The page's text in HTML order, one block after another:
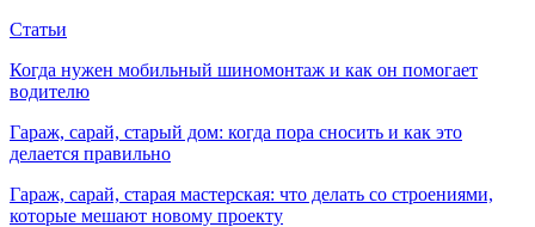
Статьи
Когда нужен мобильный шиномонтаж и как он помогает
водителю
Гараж, сарай, старый дом: когда пора сносить и как это
делается правильно
Гараж, сарай, старая мастерская: что делать со строениями,
которые мешают новому проекту